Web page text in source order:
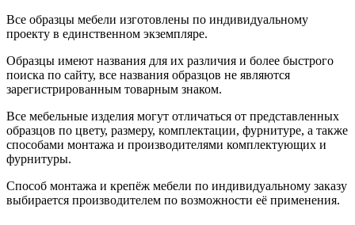
Все образцы мебели изготовлены по индивидуальному
проекту в единственном экземпляре.
Образцы имеют названия для их различия и более быстрого
поиска по сайту, все названия образцов не являются
зарегистрированным товарным знаком.
Все мебельные изделия могут отличаться от представленных
образцов по цвету, размеру, комплектации, фурнитуре, а также
способами монтажа и производителями комплектующих и
фурнитуры.
Способ монтажа и крепёж мебели по индивидуальному заказу
выбирается производителем по возможности её применения.